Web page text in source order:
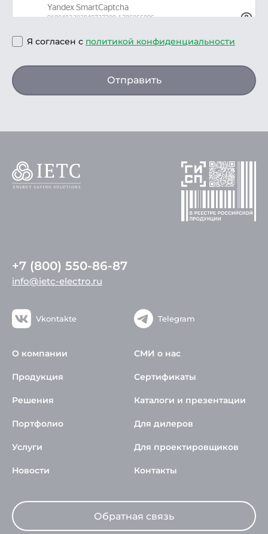
Я согласен с политикой конфиденциальности
Отправить
+7 (800) 550-86-87
info@ietc-electro.ru
Vkontakte Telegram
О компании
Продукция
Решения
Портфолио
Услуги
Новости
СМИ о нас
Сертификаты
Каталоги и презентации
Для дилеров
Для проектировщиков
Контакты
Обратная связь